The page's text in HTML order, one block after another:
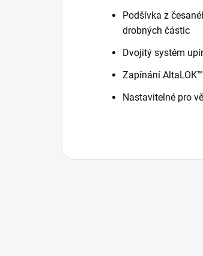
Podšívka z
drobných částic
Dvojitý systém
Zapínání
Nastavitelné pro